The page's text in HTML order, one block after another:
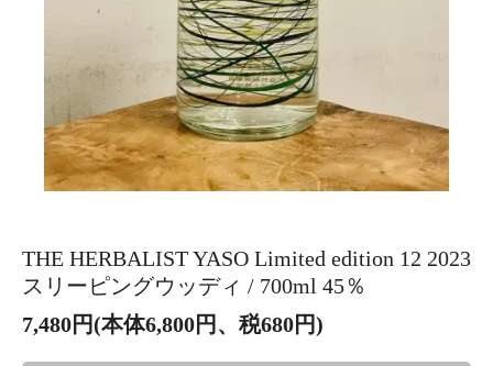
THE HERBALIST YASO Limited edition 12 2023
スリーピングウッディ / 700ml 45％
7,480円(本体6,800円、税680円)